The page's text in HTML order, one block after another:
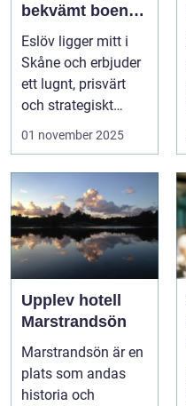
bekvämt boende
i hjärtat av
Skåne
Eslöv ligger mitt i
Skåne och erbjuder
ett lugnt, prisvärt
och strategiskt
boendealt...
01 november 2025
Upplev hotell
Marstrandsön
Marstrandsön är en
plats som andas
historia och